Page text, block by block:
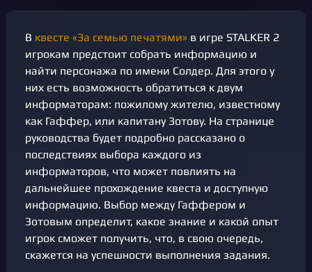
В квесте «За семью печатями» в игре STALKER 2
игрокам предстоит собрать информацию и
найти персонажа по имени Солдер. Для этого у
них есть возможность обратиться к двум
информаторам: пожилому жителю, известному
как Гаффер, или капитану Зотову. На странице
руководства будет подробно рассказано о
последствиях выбора каждого из
информаторов, что может повлиять на
дальнейшее прохождение квеста и доступную
информацию. Выбор между Гаффером и
Зотовым определит, какое знание и какой опыт
игрок сможет получить, что, в свою очередь,
скажется на успешности выполнения задания.